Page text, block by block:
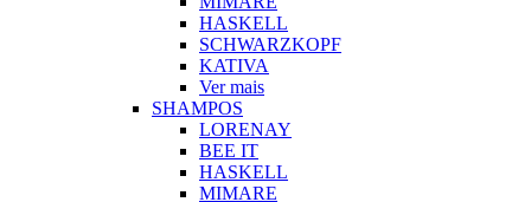
HASKELL
SCHWARZKOPF
KATIVA
Ver mais
SHAMPOS
LORENAY
BEE IT
HASKELL
MIMARE